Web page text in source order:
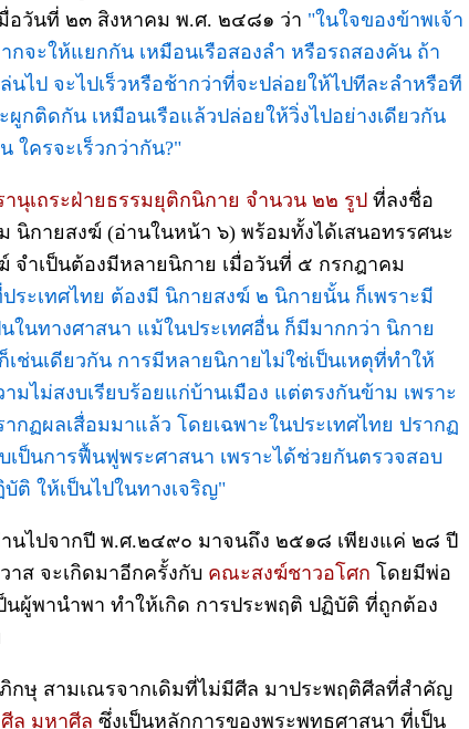
อวันที่ ๒๓ สิงหาคม พ.ศ. ๒๔๘๑ ว่า "ในใจของข้าพเจ้า
กจะให้แยกกัน เหมือนเรือสองลำ หรือรถสองคัน ถ้า
นไป จะไปเร็วหรือช้ากว่าที่จะปล่อยให้ไปทีละลำหรือที
ผูกติดกัน เหมือนเรือแล้วปล่อยให้วิ่งไปอย่างเดียวกัน
ใครจะเร็วกว่ากัน?"
นุเถระฝ่ายธรรมยุติกนิกาย จำนวน ๒๒ รูป ที่ลงชื่อ
นิกายสงฆ์ (อ่านในหน้า ๖) พร้อมทั้งได้เสนอทรรศนะ
จำเป็นต้องมีหลายนิกาย เมื่อวันที่ ๕ กรกฎาคม
ระเทศไทย ต้องมี นิกายสงฆ์ ๒ นิกายนั้น ก็เพราะมี
ในทางศาสนา แม้ในประเทศอื่น ก็มีมากกว่า นิกาย
ช่นเดียวกัน การมีหลายนิกายไม่ใช่เป็นเหตุที่ทำให้
มไม่สงบเรียบร้อยแก่บ้านเมือง แต่ตรงกันข้าม เพราะ
กฏผลเสื่อมมาแล้ว โดยเฉพาะในประเทศไทย ปรากฏ
เป็นการฟื้นฟูพระศาสนา เพราะได้ช่วยกันตรวจสอบ
ติ ให้เป็นไปในทางเจริญ"
านไปจากปี พ.ศ.๒๔๙๐ มาจนถึง ๒๕๑๘ เพียงแค่ ๒๘ ปี
ส จะเกิดมาอีกครั้งกับ คณะสงฆ์ชาวอโศก โดยมีพ่อ
ผู้พานำพา ทำให้เกิด การประพฤติ ปฏิบัติ ที่ถูกต้อง
กษุ สามเณรจากเดิมที่ไม่มีศีล มาประพฤติศีลที่สำคัญ
ล มหาศีล ซึ่งเป็นหลักการของพระพุทธศาสนา ที่เป็น